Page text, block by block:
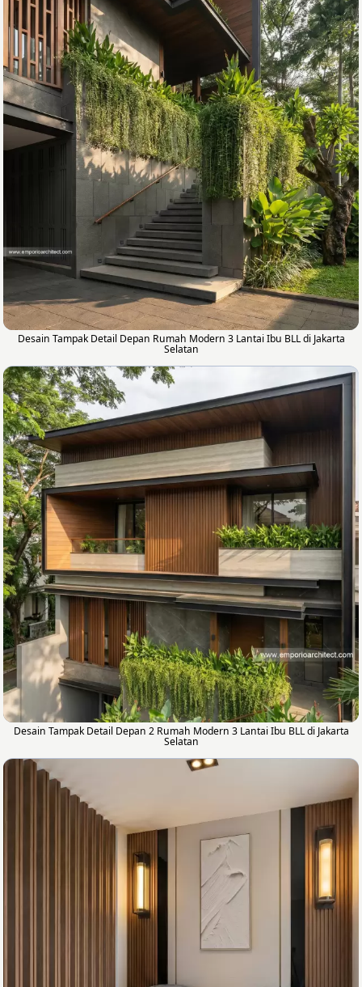
Desain Tampak Detail Depan Rumah Modern 3 Lantai Ibu BLL di Jakarta
Selatan
Desain Tampak Detail Depan 2 Rumah Modern 3 Lantai Ibu BLL di Jakarta
Selatan